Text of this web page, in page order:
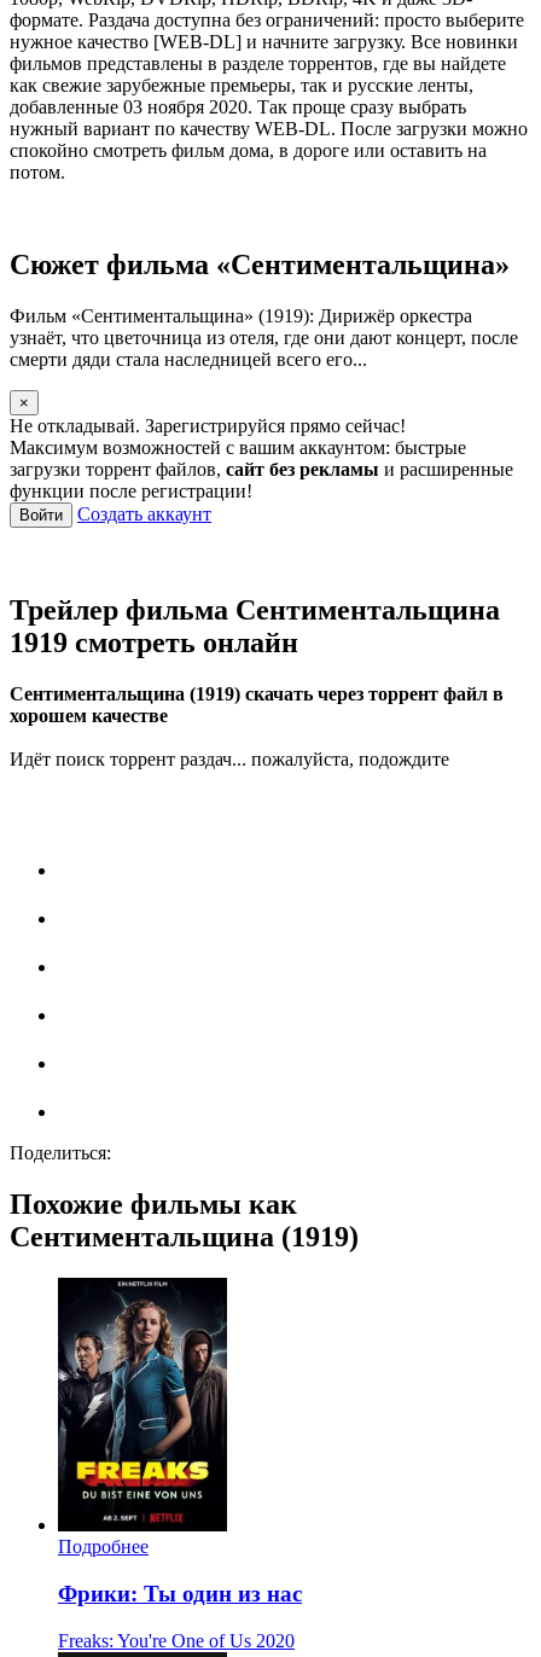
формате. Раздача доступна без ограничений: просто выберите
нужное качество [WEB-DL] и начните загрузку. Все новинки
фильмов представлены в разделе торрентов, где вы найдете
как свежие зарубежные премьеры, так и русские ленты,
добавленные 03 ноября 2020. Так проще сразу выбрать
нужный вариант по качеству WEB-DL. После загрузки можно
спокойно смотреть фильм дома, в дороге или оставить на
потом.
Сюжет фильма «Сентиментальщина»
Фильм «Сентиментальщина» (1919): Дирижёр оркестра
узнаёт, что цветочница из отеля, где они дают концерт, после
смерти дяди стала наследницей всего его...
×
Не откладывай. Зарегистрируйся прямо сейчас!
Максимум возможностей с вашим аккаунтом: быстрые
загрузки торрент файлов, сайт без рекламы и расширенные
функции после регистрации!
Войти Создать аккаунт
Трейлер фильма Сентиментальщина
1919 смотреть онлайн
Сентиментальщина (1919) скачать через торрент файл в
хорошем качестве
Идёт поиск торрент раздач... пожалуйста, подождите
Поделиться:
Похожие фильмы как
Сентиментальщина (1919)
Подробнее
Фрики: Ты один из нас
Freaks: You're One of Us 2020